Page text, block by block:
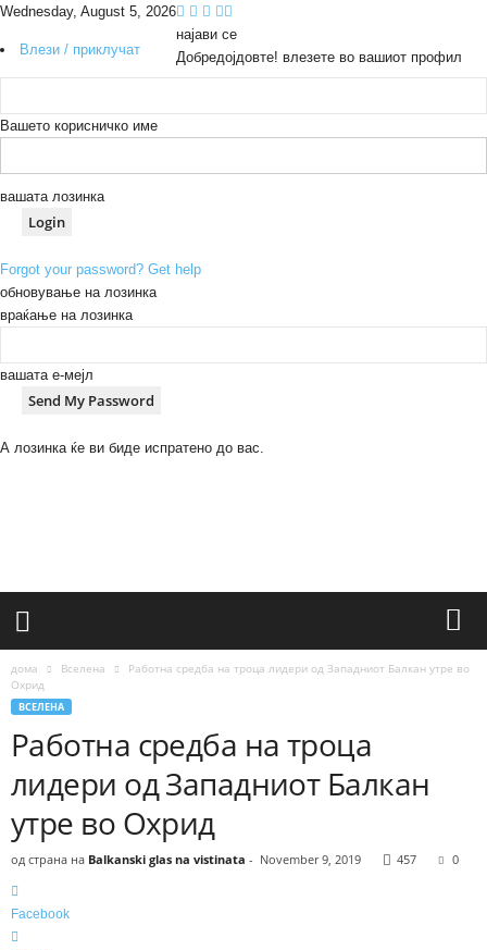
Wednesday, August 5, 2026
Влези / приклучат
најави се
Добредојдовте! влезете во вашиот профил
Вашето корисничко име
вашата лозинка
Forgot your password? Get help
обновување на лозинка
враќање на лозинка
вашата е-мејл
А лозинка ќе ви биде испратено до вас.
n
дома Вселена
Работна средба на троца лидери од Западниот Балкан утре во
Охрид
ВСЕЛЕНА
Работна средба на троца
лидери од Западниот Балкан
утре во Охрид
од страна на Balkanski glas na vistinata - November 9, 2019 457 0
Facebook